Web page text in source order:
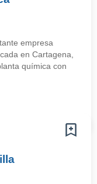
empresa
en Cartagena,
química con